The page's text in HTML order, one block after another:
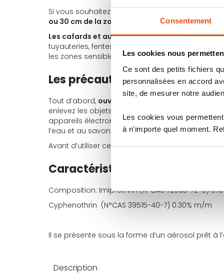
Consentement
Les cookies nous
Ce sont des petits fichiers
personnalisées en accord
site, de mesurer notre
Les cookies vous
à n'importe quel moment.
Si vous souhaitez créer une barriere aux
ou 30 cm de la zone
Les cafards et autres rampantsaiment les
tuyauteries, fentes dans le parquet… La barriere
les zones sensibles (comme les fissures et les
Les précautions à prendre
Tout d’abord, ouvrez les fenêtres et sortez au
enlevez les objets présents dans la pièce qui
appareils électroniques. Ne pas pulvériser en
l’eau et au savon.
Avant d’utiliser ceproduit agissant comme
Caractéristiques du produit
Composition: Imiprothrin (N°CAS 72963-72-5)
Cyphenothrin (N°CAS 39515-40-7) 0.30% m/m
Il se présente sous la forme d’un aérosol prêt à
Description